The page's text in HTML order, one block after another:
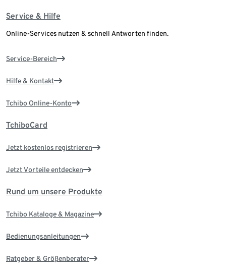
Service & Hilfe
Online-Services nutzen & schnell Antworten finden.
Service-Bereich
Hilfe & Kontakt
Tchibo Online-Konto
TchiboCard
Jetzt kostenlos registrieren
Jetzt Vorteile entdecken
Rund um unsere Produkte
Tchibo Kataloge & Magazine
Bedienungsanleitungen
Ratgeber & Größenberater